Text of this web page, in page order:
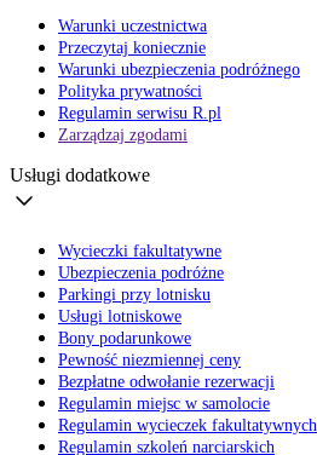
Warunki uczestnictwa
Przeczytaj koniecznie
Warunki ubezpieczenia podróżnego
Polityka prywatności
Regulamin serwisu R.pl
Zarządzaj zgodami
Usługi dodatkowe
Wycieczki fakultatywne
Ubezpieczenia podróżne
Parkingi przy lotnisku
Usługi lotniskowe
Bony podarunkowe
Pewność niezmiennej ceny
Bezpłatne odwołanie rezerwacji
Regulamin miejsc w samolocie
Regulamin wycieczek fakultatywnych
Regulamin szkoleń narciarskich